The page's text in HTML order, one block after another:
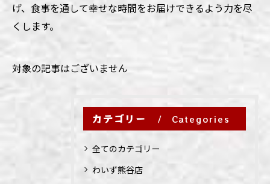
げ、食事を通して幸せな時間をお届けできるよう力を尽
くします。
対象の記事はございません
カテゴリー Categories
全てのカテゴリー
わいず熊谷店